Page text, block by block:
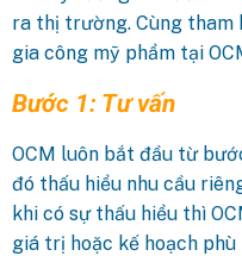
ra thị trường. Cùng tham
gia công mỹ phẩm tại
Bước 1: Tư vấn
OCM luôn bắt đầu từ
đó thấu hiểu nhu cầu
khi có sự thấu hiểu thì
giá trị hoặc kế hoạch